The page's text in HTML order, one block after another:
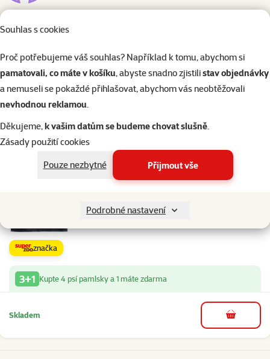
Souhlas s cookies
Proč potřebujeme váš souhlas? Například k tomu, abychom si
pamatovali, co máte v košíku, abyste snadno zjistilistav objednávky
a nemuseli se pokaždé přihlašovat, abychom vás neobtěžovali
nevhodnou reklamou.
Děkujeme,k vašim datům se budeme chovat slušně.
Zásady použití cookies
Pouze nezbytné
Přijmout vše
Podrobné nastavení
O epizodě
Hodnocení 97%, počet hodnocení: 13
Cena
319 Kč
značka
3+1 Kupte 4 psí pamlsky a 1 máte zdarma
Skladem do košíku